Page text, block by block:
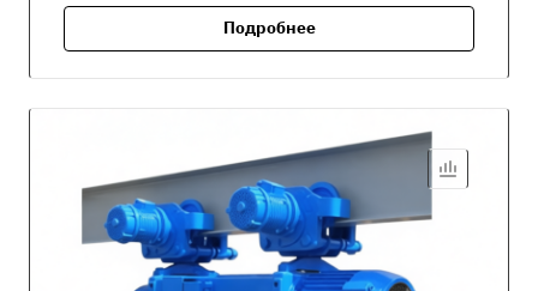
Подробнее